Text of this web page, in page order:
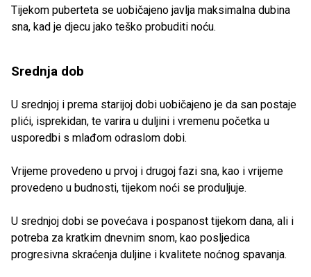
Tijekom puberteta se uobičajeno javlja maksimalna dubina
sna, kad je djecu jako teško probuditi noću.
Srednja dob
U srednjoj i prema starijoj dobi uobičajeno je da san postaje
plići, isprekidan, te varira u duljini i vremenu početka u
usporedbi s mlađom odraslom dobi.
Vrijeme provedeno u prvoj i drugoj fazi sna, kao i vrijeme
provedeno u budnosti, tijekom noći se produljuje.
U srednjoj dobi se povećava i pospanost tijekom dana, ali i
potreba za kratkim dnevnim snom, kao posljedica
progresivna skraćenja duljine i kvalitete noćnog spavanja.